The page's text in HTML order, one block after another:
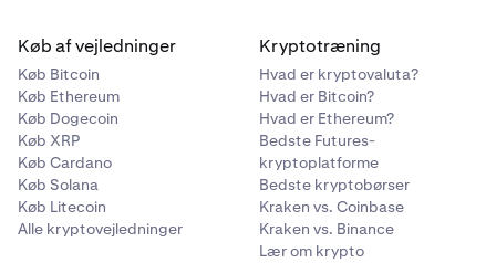
Køb af vejledninger
Køb Bitcoin
Køb Ethereum
Køb Dogecoin
Køb XRP
Køb Cardano
Køb Solana
Køb Litecoin
Alle kryptovejledninger
Kryptotræning
Hvad er kryptovaluta?
Hvad er Bitcoin?
Hvad er Ethereum?
Bedste Futures-
kryptoplatforme
Bedste kryptobørser
Kraken vs. Coinbase
Kraken vs. Binance
Lær om krypto